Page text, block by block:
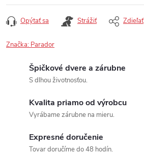
Opýtať sa Strážiť Zdieľať
Značka: Parador
Špičkové dvere a zárubne
S dlhou životnosťou.
Kvalita priamo od výrobcu
Vyrábame zárubne na mieru.
Expresné doručenie
Tovar doručíme do 48 hodín.